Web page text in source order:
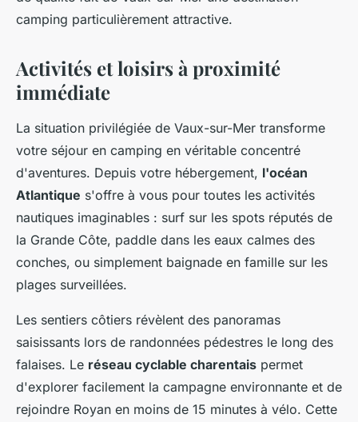
camping particulièrement attractive.
Activités et loisirs à proximité
immédiate
La situation privilégiée de Vaux-sur-Mer transforme
votre séjour en camping en véritable concentré
d'aventures. Depuis votre hébergement, l'océan
Atlantique s'offre à vous pour toutes les activités
nautiques imaginables : surf sur les spots réputés de
la Grande Côte, paddle dans les eaux calmes des
conches, ou simplement baignade en famille sur les
plages surveillées.
Les sentiers côtiers révèlent des panoramas
saisissants lors de randonnées pédestres le long des
falaises. Le réseau cyclable charentais permet
d'explorer facilement la campagne environnante et de
rejoindre Royan en moins de 15 minutes à vélo. Cette